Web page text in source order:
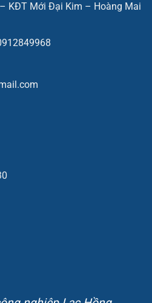
KĐT Mới Đại Kim – Hoàng Mai